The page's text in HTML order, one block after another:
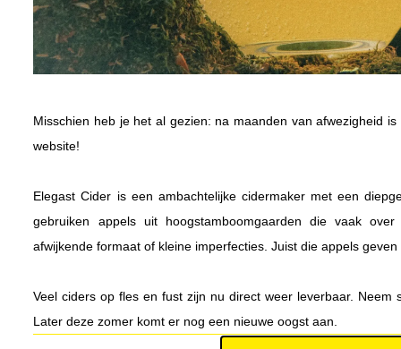
Misschien heb je het al gezien: na maanden van afwezigheid
website!
Elegast Cider is een ambachtelijke cidermaker met een
gebruiken appels uit hoogstamboomgaarden die vaak
afwijkende formaat of kleine imperfecties. Juist die appels
Veel ciders op fles en fust zijn nu direct weer leverbaar.
Later deze zomer komt er nog een nieuwe oogst aan.